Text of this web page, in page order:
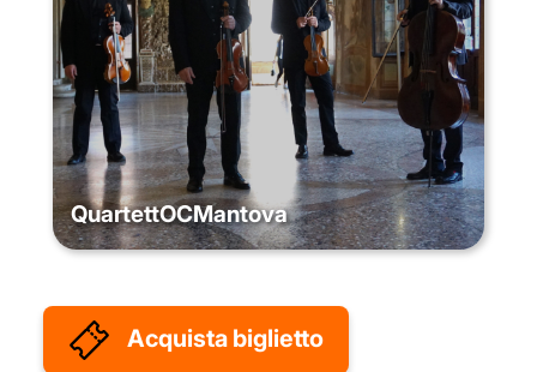
QuartettOCMantova
Acquista biglietto